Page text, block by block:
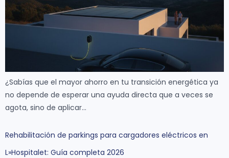
¿Sabías que el mayor ahorro en tu transición energética ya
no depende de esperar una ayuda directa que a veces se
agota, sino de aplicar…
Rehabilitación de parkings para cargadores eléctricos en
L»Hospitalet: Guía completa 2026